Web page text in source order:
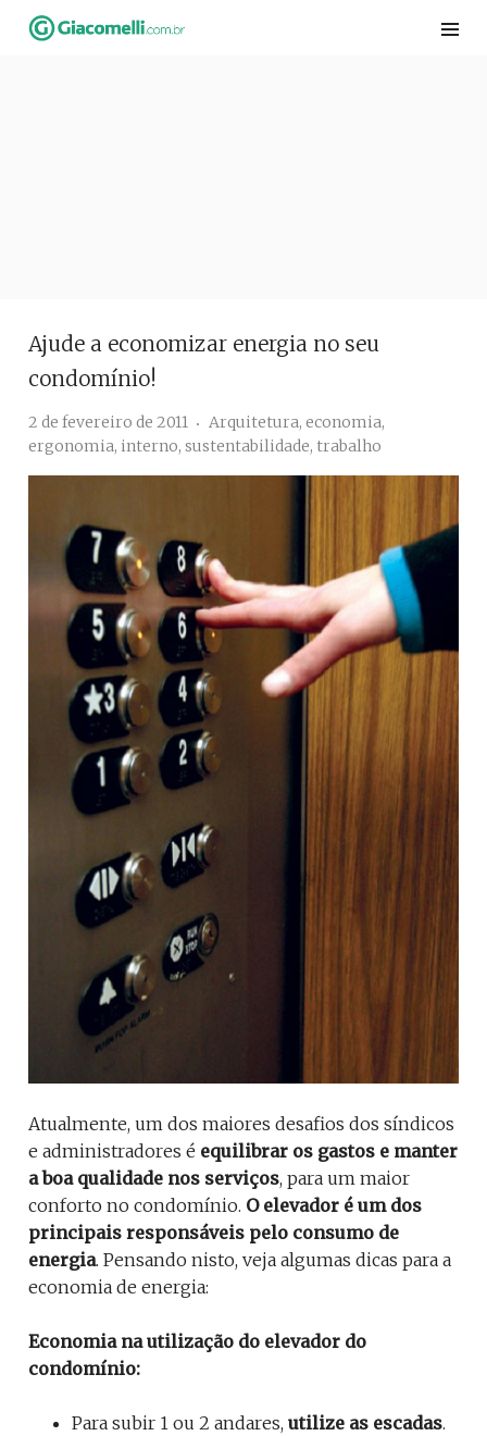
Skip
Ajude a economizar energia no seu
condomínio!
2 de fevereiro de 2011 Arquitetura, economia,
ergonomia, interno, sustentabilidade, trabalho
Atualmente, um dos maiores desafios dos síndicos
e administradores é equilibrar os gastos e manter
a boa qualidade nos serviços, para um maior
conforto no condomínio. O elevador é um dos
principais responsáveis pelo consumo de
energia. Pensando nisto, veja algumas dicas para a
economia de energia:
Economia na utilização do elevador do
condomínio:
Para subir 1 ou 2 andares, utilize as escadas.